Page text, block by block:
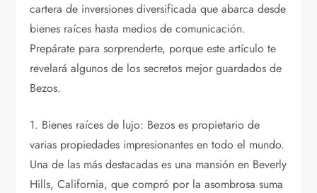
cartera de inversiones diversificada que abarca desde
bienes raíces hasta medios de comunicación.
Prepárate para sorprenderte, porque este artículo te
revelará algunos de los secretos mejor guardados de
Bezos.
1. Bienes raíces de lujo: Bezos es propietario de
varias propiedades impresionantes en todo el mundo.
Una de las más destacadas es una mansión en Beverly
Hills, California, que compró por la asombrosa suma